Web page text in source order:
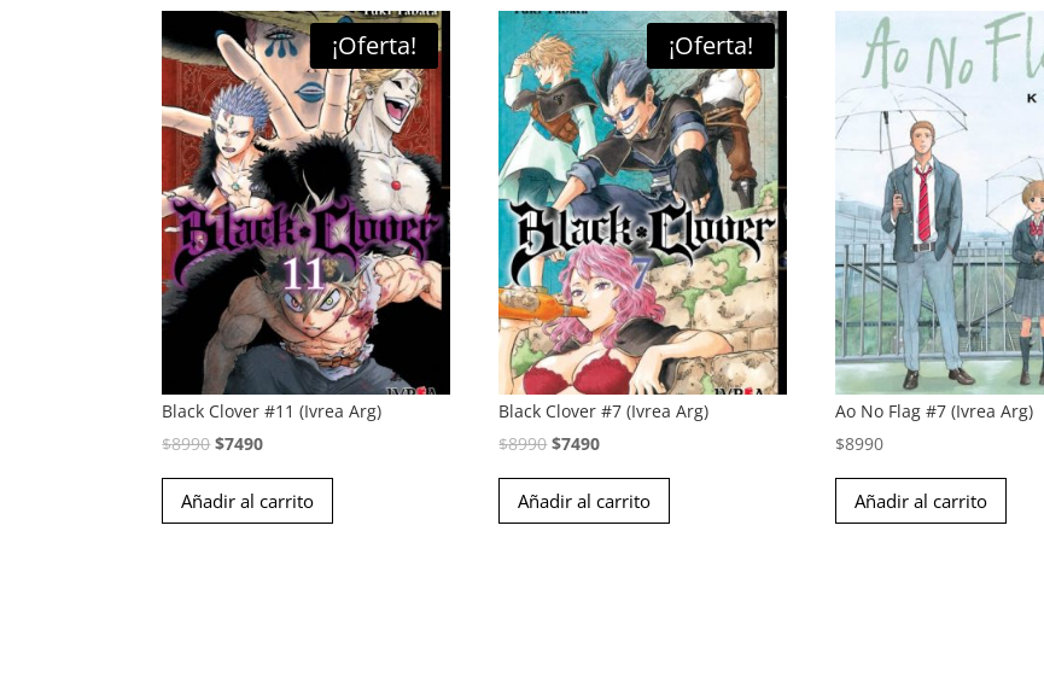
¡Oferta!
Black Clover #11 (Ivrea Arg)
$8990El
precio
original
$7490El
precio
actual
Añadir al carrito
¡Oferta!
Black Clover #7 (Ivrea Arg)
$8990El
precio
original
$7490El
precio
actual
Añadir al carrito
Ao No Flag #7 (Ivrea Arg)
$8990
Añadir al carrito